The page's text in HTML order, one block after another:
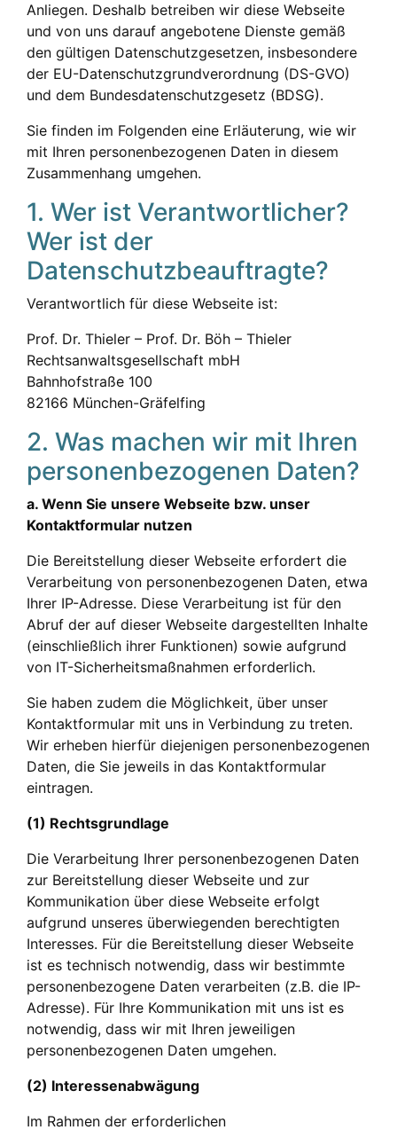
Anliegen. Deshalb betreiben wir diese Webseite
und von uns darauf angebotene Dienste gemäß
den gültigen Datenschutzgesetzen, insbesondere
der EU-Datenschutzgrundverordnung (DS-GVO)
und dem Bundesdatenschutzgesetz (BDSG).
Sie finden im Folgenden eine Erläuterung, wie wir
mit Ihren personenbezogenen Daten in diesem
Zusammenhang umgehen.
1. Wer ist Verantwortlicher?
Wer ist der
Datenschutzbeauftragte?
Verantwortlich für diese Webseite ist:
Prof. Dr. Thieler – Prof. Dr. Böh – Thieler
Rechtsanwaltsgesellschaft mbH
Bahnhofstraße 100
82166 München-Gräfelfing
2. Was machen wir mit Ihren
personenbezogenen Daten?
a. Wenn Sie unsere Webseite bzw. unser
Kontaktformular nutzen
Die Bereitstellung dieser Webseite erfordert die
Verarbeitung von personenbezogenen Daten, etwa
Ihrer IP-Adresse. Diese Verarbeitung ist für den
Abruf der auf dieser Webseite dargestellten Inhalte
(einschließlich ihrer Funktionen) sowie aufgrund
von IT-Sicherheitsmaßnahmen erforderlich.
Sie haben zudem die Möglichkeit, über unser
Kontaktformular mit uns in Verbindung zu treten.
Wir erheben hierfür diejenigen personenbezogenen
Daten, die Sie jeweils in das Kontaktformular
eintragen.
(1) Rechtsgrundlage
Die Verarbeitung Ihrer personenbezogenen Daten
zur Bereitstellung dieser Webseite und zur
Kommunikation über diese Webseite erfolgt
aufgrund unseres überwiegenden berechtigten
Interesses. Für die Bereitstellung dieser Webseite
ist es technisch notwendig, dass wir bestimmte
personenbezogene Daten verarbeiten (z.B. die IP-
Adresse). Für Ihre Kommunikation mit uns ist es
notwendig, dass wir mit Ihren jeweiligen
personenbezogenen Daten umgehen.
(2) Interessenabwägung
Im Rahmen der erforderlichen